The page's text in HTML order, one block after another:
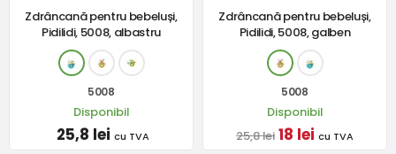
Zdrâncană pentru bebeluși,
Pidilidi, 5008, albastru
5008
Disponibil
25,8 lei cu TVA
Zdrâncană pentru bebeluși,
Pidilidi, 5008, galben
5008
Disponibil
25,8 lei 18 lei cu TVA